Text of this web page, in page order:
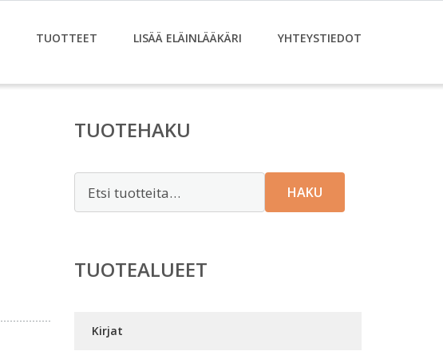
TUOTTEET LISÄÄ ELÄINLÄÄKÄRI YHTEYSTIEDOT
TUOTEHAKU
HAKU
TUOTEALUEET
Kirjat